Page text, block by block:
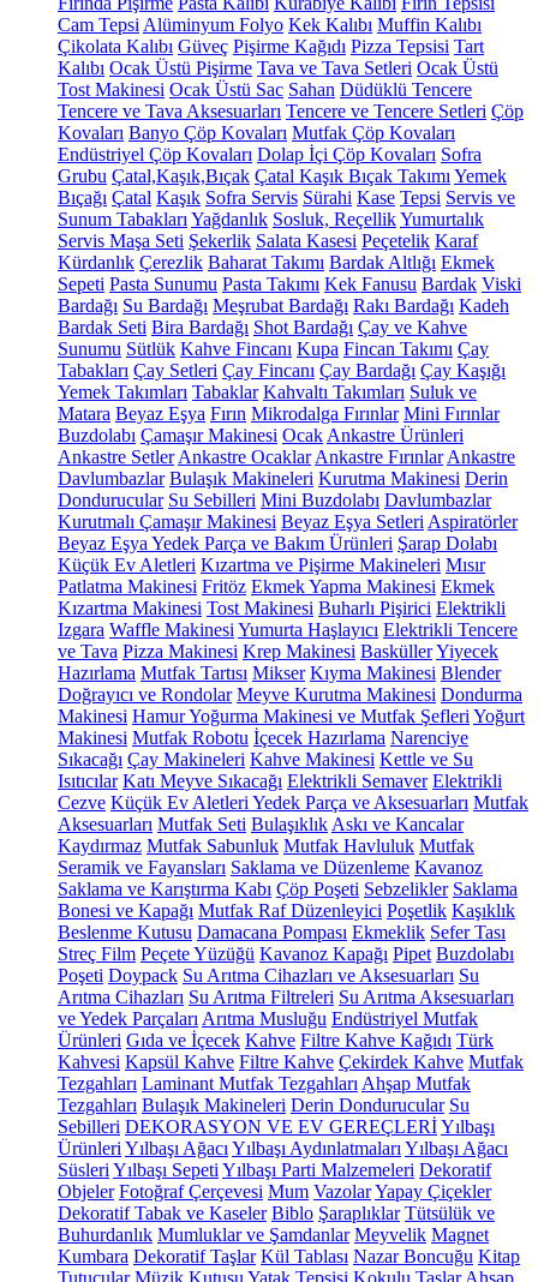
Cam Tepsi Alüminyum Folyo Kek Kalıbı Muffin Kalıbı
Çikolata Kalıbı Güveç Pişirme Kağıdı Pizza Tepsisi Tart
Kalıbı Ocak Üstü Pişirme Tava ve Tava Setleri Ocak Üstü
Tost Makinesi Ocak Üstü Sac Sahan Düdüklü Tencere
Tencere ve Tava Aksesuarları Tencere ve Tencere Setleri Çöp
Kovaları Banyo Çöp Kovaları Mutfak Çöp Kovaları
Endüstriyel Çöp Kovaları Dolap İçi Çöp Kovaları Sofra
Grubu Çatal,Kaşık,Bıçak Çatal Kaşık Bıçak Takımı Yemek
Bıçağı Çatal Kaşık Sofra Servis Sürahi Kase Tepsi Servis ve
Sunum Tabakları Yağdanlık Sosluk, ReçellikYumurtalık
Servis Maşa Seti Şekerlik Salata Kasesi Peçetelik Karaf
Kürdanlık Çerezlik Baharat Takımı Bardak Altlığı Ekmek
Sepeti Pasta Sunumu Pasta Takımı Kek Fanusu Bardak Viski
Bardağı Su Bardağı Meşrubat Bardağı Rakı Bardağı Kadeh
Bardak Seti Bira Bardağı Shot Bardağı Çay ve Kahve
Sunumu Sütlük Kahve Fincanı Kupa Fincan Takımı Çay
Tabakları Çay Setleri Çay Fincanı Çay Bardağı Çay Kaşığı
Yemek Takımları Tabaklar Kahvaltı Takımları Suluk ve
Matara Beyaz Eşya Fırın Mikrodalga Fırınlar Mini Fırınlar
Buzdolabı Çamaşır Makinesi Ocak Ankastre Ürünleri
Ankastre Setler Ankastre Ocaklar Ankastre Fırınlar Ankastre
Davlumbazlar Bulaşık Makineleri Kurutma Makinesi Derin
Dondurucular Su Sebilleri Mini Buzdolabı Davlumbazlar
Kurutmalı Çamaşır Makinesi Beyaz Eşya Setleri Aspiratörler
Beyaz Eşya Yedek Parça ve Bakım Ürünleri Şarap Dolabı
Küçük Ev Aletleri Kızartma ve Pişirme Makineleri Mısır
Patlatma Makinesi Fritöz Ekmek Yapma Makinesi Ekmek
Kızartma Makinesi Tost Makinesi Buharlı Pişirici Elektrikli
Izgara Waffle Makinesi Yumurta Haşlayıcı Elektrikli Tencere
ve Tava Pizza Makinesi Krep Makinesi BasküllerYiyecek
Hazırlama Mutfak Tartısı Mikser Kıyma Makinesi Blender
Doğrayıcı ve Rondolar Meyve Kurutma Makinesi Dondurma
Makinesi Hamur Yoğurma Makinesi ve Mutfak Şefleri Yoğurt
Makinesi Mutfak Robotu İçecek Hazırlama Narenciye
Sıkacağı Çay Makineleri Kahve Makinesi Kettle ve Su
Isıtıcılar Katı Meyve Sıkacağı Elektrikli Semaver Elektrikli
Cezve Küçük Ev Aletleri Yedek Parça ve Aksesuarları Mutfak
Aksesuarları Mutfak Seti Bulaşıklık Askı ve Kancalar
Kaydırmaz Mutfak Sabunluk Mutfak Havluluk Mutfak
Seramik ve Fayansları Saklama ve Düzenleme Kavanoz
Saklama ve Karıştırma Kabı Çöp Poşeti Sebzelikler Saklama
Bonesi ve Kapağı Mutfak Raf Düzenleyici Poşetlik Kaşıklık
Beslenme Kutusu Damacana Pompası Ekmeklik Sefer Tası
Streç Film Peçete Yüzüğü Kavanoz Kapağı Pipet Buzdolabı
Poşeti Doypack Su Arıtma Cihazları ve Aksesuarları Su
Arıtma Cihazları Su Arıtma Filtreleri Su Arıtma Aksesuarları
ve Yedek Parçaları Arıtma Musluğu Endüstriyel Mutfak
Ürünleri Gıda ve İçecek Kahve Filtre Kahve Kağıdı Türk
Kahvesi Kapsül Kahve Filtre Kahve Çekirdek Kahve Mutfak
Tezgahları Laminant Mutfak Tezgahları Ahşap Mutfak
Tezgahları Bulaşık Makineleri Derin Dondurucular Su
Sebilleri DEKORASYON VE EV GEREÇLERİYılbaşı
Ürünleri Yılbaşı Ağacı Yılbaşı Aydınlatmaları Yılbaşı Ağacı
Süsleri Yılbaşı Sepeti Yılbaşı Parti Malzemeleri Dekoratif
Objeler Fotoğraf Çerçevesi Mum VazolarYapay Çiçekler
Dekoratif Tabak ve Kaseler Biblo Şaraplıklar Tütsülük ve
Buhurdanlık Mumluklar ve Şamdanlar Meyvelik Magnet
Kumbara Dekoratif Taşlar Kül Tablası Nazar Boncuğu Kitap
Tutucular Müzik Kutusu Yatak Tepsisi Kokulu Taşlar Ahşap